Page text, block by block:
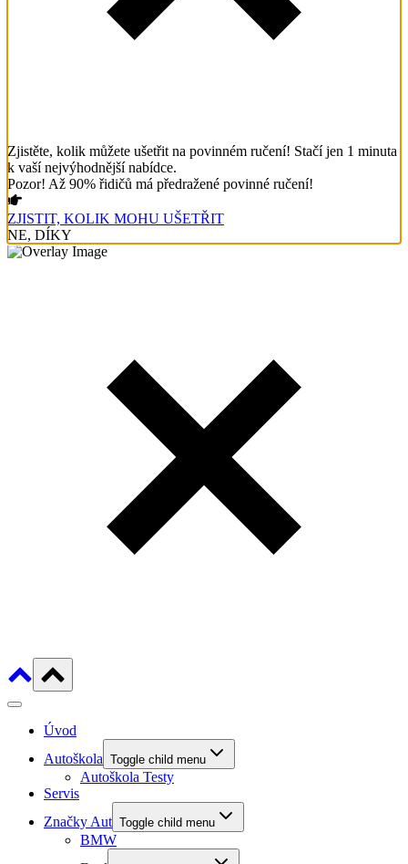
Zjistěte, kolik můžete ušetřit na povinném ručení! Stačí jen 1 minuta
k vaší nejvýhodnější nabídce.
Pozor! Až 90% řidičů má předražené povinné ručení!
ZJISTIT, KOLIK MOHU UŠETŘIT
NE, DÍKY
Úvod
Autoškola Toggle child menu
Autoškola Testy
Servis
Značky Aut Toggle child menu
BMW